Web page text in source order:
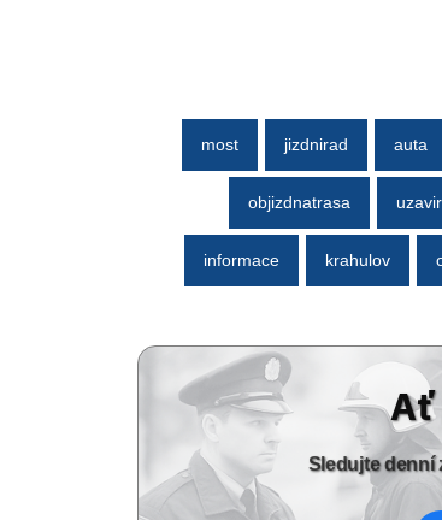
most jizdnirad auta
objizdnatrasa
informace krahulov
Ať
Sledujte denní